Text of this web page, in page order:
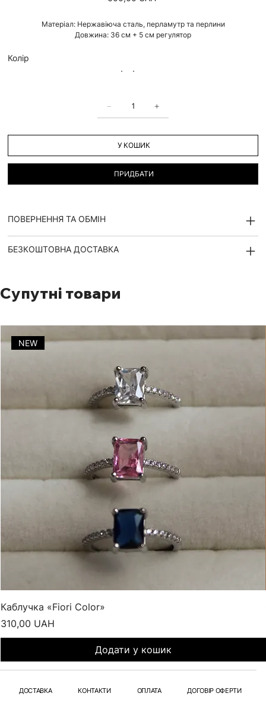
Матеріал: Нержавіюча сталь, перламутр та перлини
Довжина: 36 см + 5 см регулятор
Колір
У КОШИК
ПРИДБАТИ
ПОВЕРНЕННЯ ТА ОБМІН
БЕЗКОШТОВНА ДОСТАВКА
Супутні товари
NEW
Каблучка «Fiori Color»
Ціна
310,00 UAH
Додати у кошик
ДОСТАВКА КОНТАКТИ ОПЛАТА ДОГОВІР ОФЕРТИ